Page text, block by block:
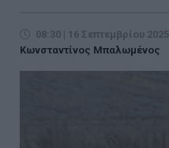
08:30 | 16 Σεπτεμβρίου 2025
Κωνσταντίνος Μπαλωμένος